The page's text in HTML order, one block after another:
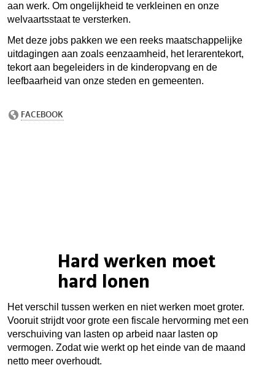
aan werk. Om ongelijkheid te verkleinen en onze
welvaartsstaat te versterken.
Met deze jobs pakken we een reeks maatschappelijke
uitdagingen aan zoals eenzaamheid, het lerarentekort,
tekort aan begeleiders in de kinderopvang en de
leefbaarheid van onze steden en gemeenten.
Hard werken moet
hard lonen
Het verschil tussen werken en niet werken moet groter.
Vooruit strijdt voor grote een fiscale hervorming met een
verschuiving van lasten op arbeid naar lasten op
vermogen. Zodat wie werkt op het einde van de maand
netto meer overhoudt.